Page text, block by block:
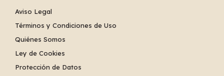
Aviso Legal
Términos y Condiciones de Uso
Quiénes Somos
Ley de Cookies
Protección de Datos